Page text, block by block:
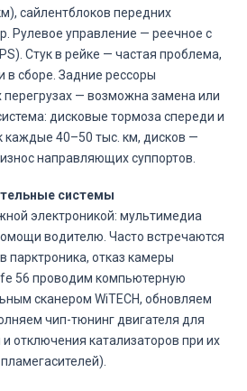
сайлентблоков передних
Рулевое управление — реечное с
Стук в рейке — частая проблема,
в сборе. Задние рессоры
— возможна замена или
дисковые тормоза спереди и
каждые 40–50 тыс. км, дисков —
направляющих суппортов.
системы
электроникой: мультимедиа
водителю. Часто встречаются
парктроника, отказ камеры
56 проводим компьютерную
сканером WiTECH, обновляем
чип-тюнинг двигателя для
отключения катализаторов при их